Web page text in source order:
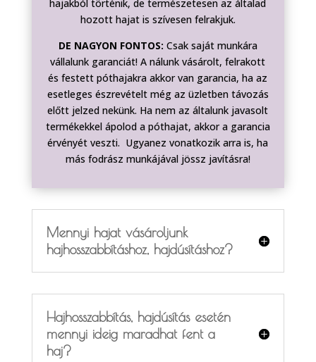
hajakból történik, de természetesen az általad
hozott hajat is szívesen felrakjuk.
DE NAGYON FONTOS: Csak saját munkára
vállalunk garanciát! A nálunk vásárolt, felrakott
és festett póthajakra akkor van garancia, ha az
esetleges észrevételt még az üzletben távozás
előtt jelzed nekünk. Ha nem az általunk javasolt
termékekkel ápolod a póthajat, akkor a garancia
érvényét veszti. Ugyanez vonatkozik arra is, ha
más fodrász munkájával jössz javításra!
Mennyi hajat vásároljunk
hajhosszabbításhoz, hajdúsításhoz?
Hajhosszabbítás, hajdúsítás esetén
mennyi ideig maradhat fent a
haj?